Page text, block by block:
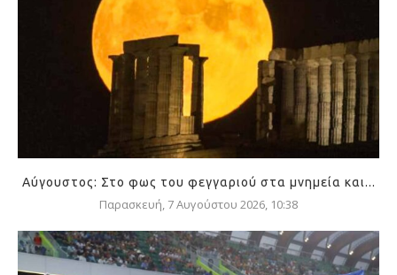
Αύγουστος: Στο φως του φεγγαριού στα μνημεία και...
Παρασκευή, 7 Αυγούστου 2026, 10:38